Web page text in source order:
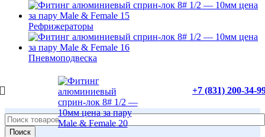
Рефрижераторы
Пневмоподвеска
+7 (831) 200-34-
Поиск